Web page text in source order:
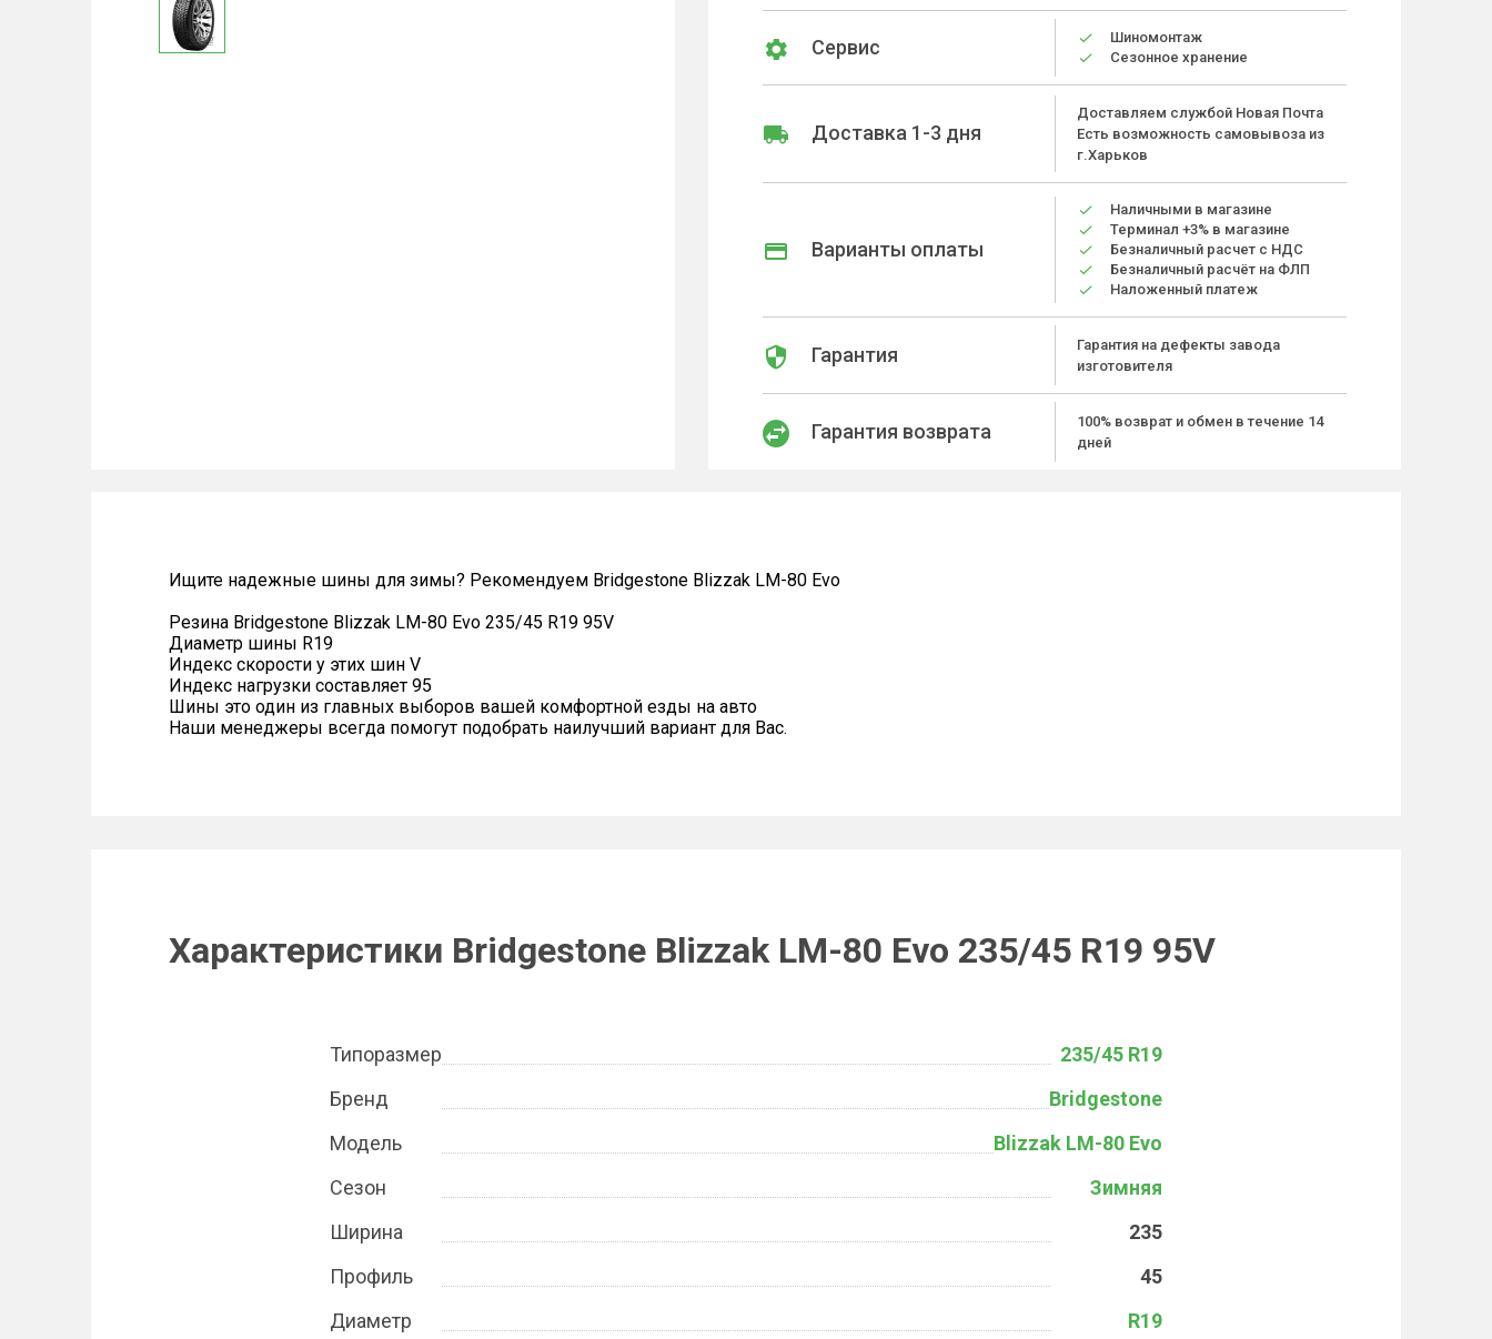
Сервис
Шиномонтаж
Сезонное хранение
Доставка 1-3 дня
Доставляем службой Новая Почта
Есть возможность самовывоза из
г.Харьков
Варианты оплаты
Наличными в магазине
Терминал +3% в магазине
Безналичный расчет с НДС
Безналичный расчёт на ФЛП
Наложенный платеж
Гарантия
Гарантия на дефекты завода
изготовителя
Гарантия возврата
100% возврат и обмен в течение 14
дней
Ищите надежные шины для зимы? Рекомендуем Bridgestone Blizzak LM-80 Evo
Резина Bridgestone Blizzak LM-80 Evo 235/45 R19 95V
Диаметр шины R19
Индекс скорости у этих шин V
Индекс нагрузки составляет 95
Шины это один из главных выборов вашей комфортной езды на авто
Наши менеджеры всегда помогут подобрать наилучший вариант для Вас.
Характеристики Bridgestone Blizzak LM-80 Evo 235/45 R19 95V
Типоразмер
235/45 R19
Бренд
Bridgestone
Модель
Blizzak LM-80 Evo
Сезон
Зимняя
Ширина
235
Профиль
45
Диаметр
R19